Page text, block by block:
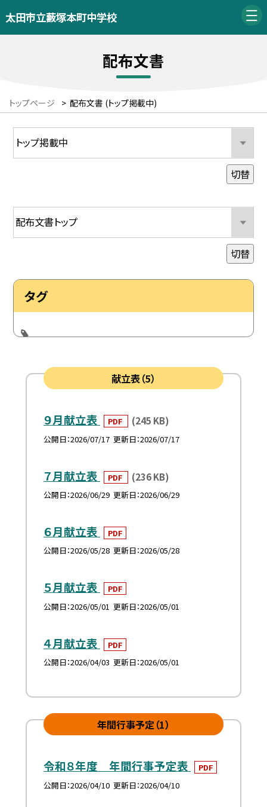
太田市立藪塚本町中学校
配布文書
トップページ > 配布文書 (トップ掲載中)
切替
切替
タグ
献立表（5）
９月献立表 PDF (245 KB)
公開日 2026/07/17 更新日 2026/07/17
７月献立表 PDF (236 KB)
公開日 2026/06/29 更新日 2026/06/29
６月献立表
PDF
公開日 2026/05/28 更新日 2026/05/28
５月献立表
PDF
公開日 2026/05/01 更新日 2026/05/01
４月献立表
PDF
公開日 2026/04/03 更新日 2026/05/01
年間行事予定（1）
令和８年度 年間行事予定表
PDF
公開日 2026/04/10 更新日 2026/04/10